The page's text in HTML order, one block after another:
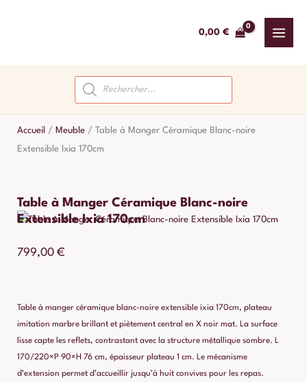
0,00 €
Recherche
de
produits
Accueil / Meuble / Table à Manger Céramique Blanc-noire
Extensible Ixia 170cm
Table à Manger Céramique Blanc-noire
Extensible Ixia 170cm
799,00 €
Table à manger céramique blanc-noire extensible ixia 170cm, plateau
imitation marbre brillant et piètement central en X noir mat. La surface
lisse capte les reflets, contrastant avec la structure métallique sombre. L
170/220×P 90×H 76 cm, épaisseur plateau 1 cm. Le mécanisme
d’extension permet d’accueillir jusqu’à huit convives pour les repas.